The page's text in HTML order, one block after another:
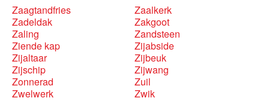
Contact
Vaktaal
Zaagtandfries
Zaalkerk
Zadeldak
Zakgoot
Zaling
Zandsteen
Ziende kap
Zijabside
Zijaltaar
Zijbeuk
Zijschip
Zijwang
Zonnerad
Zuil
Zwelwerk
Zwik